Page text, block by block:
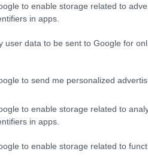
to enable storage related to
in apps.
user data to be sent to Google for
to send me personalized
to enable storage related to
in apps.
to enable storage related to
του IGTV, το οποίο
χρηστών. Ο λόγος όπως
δεν το χρησιμοποιεί,